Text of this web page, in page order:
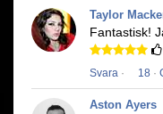
Taylor
Fantastisk!
Svara · 18 ·
Aston Ayers